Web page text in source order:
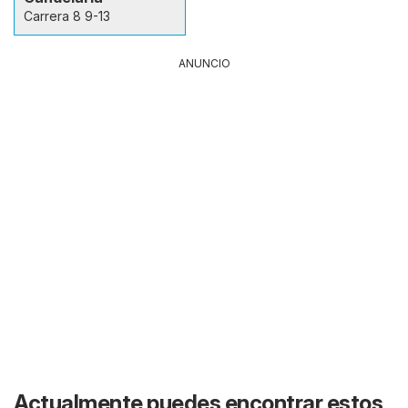
Carrera 8 9-13
ANUNCIO
Actualmente puedes encontrar estos